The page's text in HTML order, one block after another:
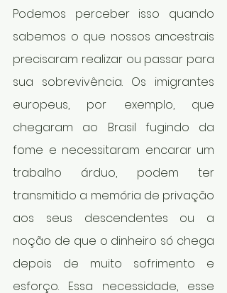
Podemos perceber isso quando
sabemos o que nossos ancestrais
precisaram realizar ou passar para
sua sobrevivência. Os imigrantes
europeus, por exemplo, que
chegaram ao Brasil fugindo da
fome e necessitaram encarar um
trabalho árduo, podem ter
transmitido a memória de privação
aos seus descendentes ou a
noção de que o dinheiro só chega
depois de muito sofrimento e
esforço. Essa necessidade, esse